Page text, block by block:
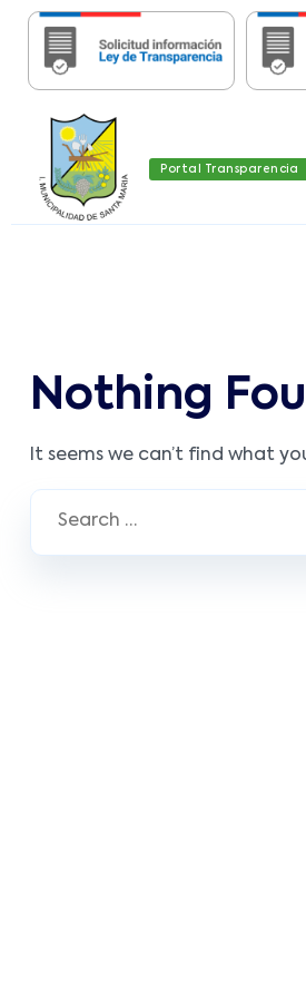
Portal Transparencia
Nothing
It seems we can’t find what